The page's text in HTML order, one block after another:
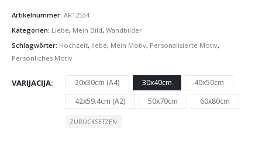
Artikelnummer: AR12534
Kategorien: Liebe, Mein Bild, Wandbilder
Schlagwörter: Hochzeit, liebe, Mein Motiv, Personalisierte Motiv,
Persönliches Motiv
VARIJACIJA 20x30cm (A4) 30x40cm
40x50cm
42x59.4cm (A2)
50x70cm 60x80cm
ZURÜCKSETZEN